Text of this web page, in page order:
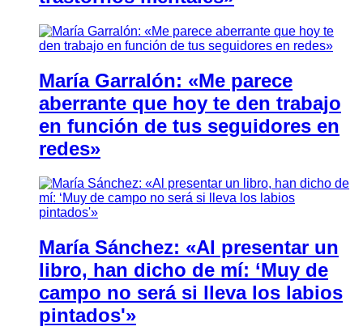
María Garralón: «Me parece
aberrante que hoy te den trabajo
en función de tus seguidores en
redes»
María Sánchez: «Al presentar un
libro, han dicho de mí: ‘Muy de
campo no será si lleva los labios
pintados'»